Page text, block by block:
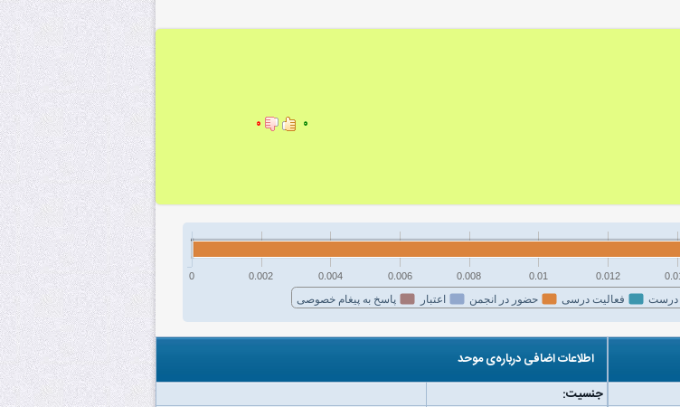
۰ ۰
درست فعالیت درسی حضور در انجمن اعتبار پاسخ به پیغام خصوصی
0 0.002 0.004 0.006 0.008 0.01 0.012
اطلاعات اضافی درباره‌ی موحد
جنسیت: